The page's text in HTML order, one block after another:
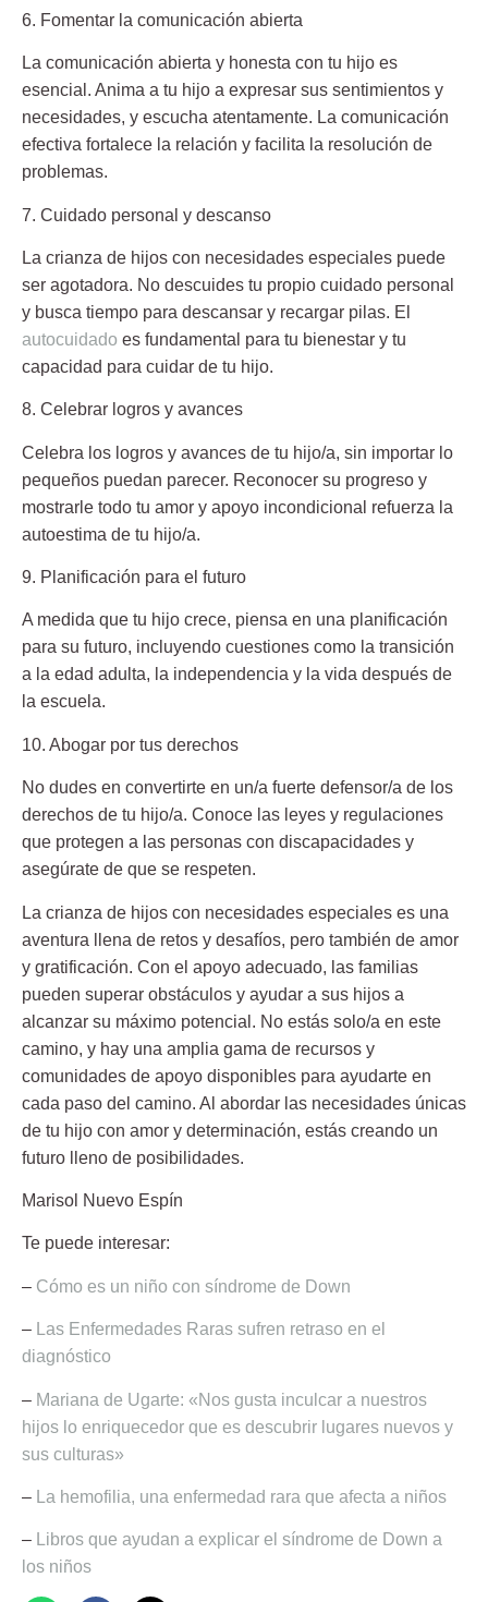
6. Fomentar la comunicación abierta
La comunicación abierta y honesta con tu hijo es
esencial. Anima a tu hijo a expresar sus sentimientos y
necesidades, y escucha atentamente. La comunicación
efectiva fortalece la relación y facilita la resolución de
problemas.
7. Cuidado personal y descanso
La crianza de hijos con necesidades especiales puede
ser agotadora. No descuides tu propio cuidado personal
y busca tiempo para descansar y recargar pilas. El
autocuidado es fundamental para tu bienestar y tu
capacidad para cuidar de tu hijo.
8. Celebrar logros y avances
Celebra los logros y avances de tu hijo/a, sin importar lo
pequeños puedan parecer. Reconocer su progreso y
mostrarle todo tu amor y apoyo incondicional refuerza la
autoestima de tu hijo/a.
9. Planificación para el futuro
A medida que tu hijo crece, piensa en una planificación
para su futuro, incluyendo cuestiones como la transición
a la edad adulta, la independencia y la vida después de
la escuela.
10. Abogar por tus derechos
No dudes en convertirte en un/a fuerte defensor/a de los
derechos de tu hijo/a. Conoce las leyes y regulaciones
que protegen a las personas con discapacidades y
asegúrate de que se respeten.
La crianza de hijos con necesidades especiales es una
aventura llena de retos y desafíos, pero también de amor
y gratificación. Con el apoyo adecuado, las familias
pueden superar obstáculos y ayudar a sus hijos a
alcanzar su máximo potencial. No estás solo/a en este
camino, y hay una amplia gama de recursos y
comunidades de apoyo disponibles para ayudarte en
cada paso del camino. Al abordar las necesidades únicas
de tu hijo con amor y determinación, estás creando un
futuro lleno de posibilidades.
Marisol Nuevo Espín
Te puede interesar:
– Cómo es un niño con síndrome de Down
–
Las Enfermedades Raras sufren retraso en el
diagnóstico
– Mariana de Ugarte: «Nos gusta inculcar a nuestros
hijos lo enriquecedor que es descubrir lugares nuevos y
sus culturas»
– La hemofilia, una enfermedad rara que afecta a niños
–
Libros que ayudan a explicar el síndrome de Down a
los niños